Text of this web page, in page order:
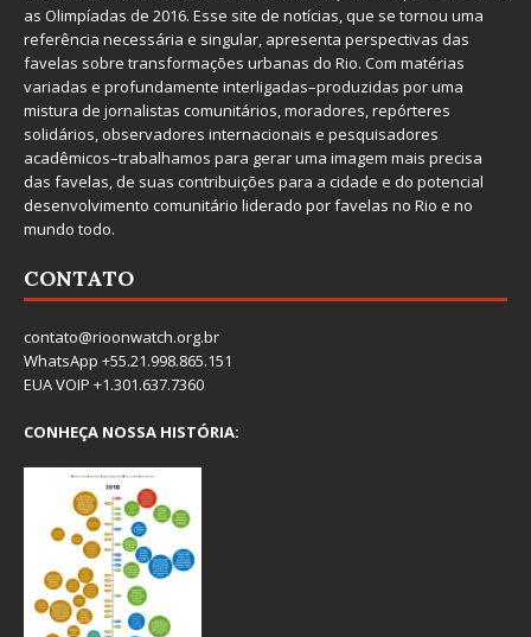
as Olimpíadas de 2016. Esse site de notícias, que se tornou uma
referência necessária e singular, apresenta perspectivas das
favelas sobre transformações urbanas do Rio. Com matérias
variadas e profundamente interligadas–produzidas por uma
mistura de jornalistas comunitários, moradores, repórteres
solidários, observadores internacionais e pesquisadores
acadêmicos–trabalhamos para gerar uma imagem mais precisa
das favelas, de suas contribuições para a cidade e do potencial
desenvolvimento comunitário liderado por favelas no Rio e no
mundo todo.
CONTATO
contato@rioonwatch.org.br
WhatsApp +55.21.998.865.151
EUA VOIP +1.301.637.7360
CONHEÇA NOSSA HISTÓRIA: